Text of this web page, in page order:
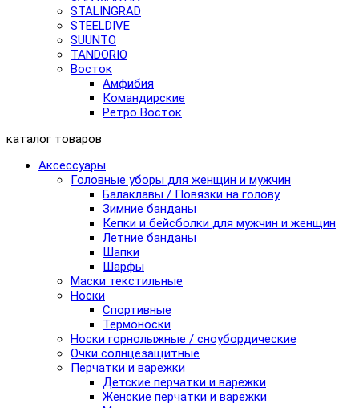
STALINGRAD
STEELDIVE
SUUNTO
TANDORIO
Восток
Амфибия
Командирские
Ретро Восток
каталог товаров
Аксессуары
Головные уборы для женщин и мужчин
Балаклавы / Повязки на голову
Зимние банданы
Кепки и бейсболки для мужчин и женщин
Летние банданы
Шапки
Шарфы
Маски текстильные
Носки
Спортивные
Термоноски
Носки горнолыжные / сноубордические
Очки солнцезащитные
Перчатки и варежки
Детские перчатки и варежки
Женские перчатки и варежки